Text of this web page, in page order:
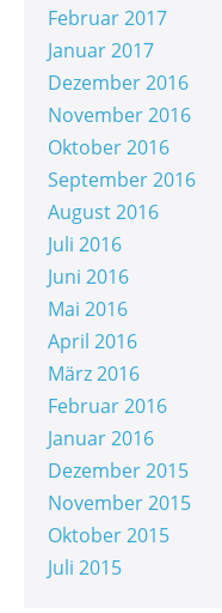
Februar 2017
Januar 2017
Dezember 2016
November 2016
Oktober 2016
September 2016
August 2016
Juli 2016
Juni 2016
Mai 2016
April 2016
März 2016
Februar 2016
Januar 2016
Dezember 2015
November 2015
Oktober 2015
Juli 2015